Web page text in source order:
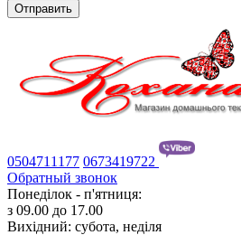
Отправить
0504711177 0673419722
Обратный звонок
Понеділок - п'ятниця:
з 09.00 до 17.00
Вихідний: субота, неділя